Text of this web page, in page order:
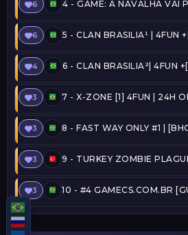
6 4 - GAME: A NAVALHA VAI
6 5 - CLAN BRASILIA¹ | 4FUN
4 6 - CLAN BRASILIA²| 4FUN
3 7 - X-ZONE [1] 4FUN | 24H
3 8 - FAST WAY ONLY #1 |
3 9 - TURKEY ZOMBIE
3 10 - #4 GAMECS.COM.BR